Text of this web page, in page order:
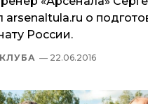
arsenaltula.ru о
России.
— 22.06.2016